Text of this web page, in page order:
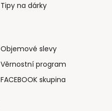
Tipy na dárky
Objemové slevy
Věrnostní program
FACEBOOK skupina